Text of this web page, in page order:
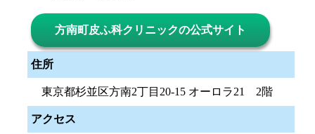
方南町皮ふ科クリニックの公式サイト
住所
東京都杉並区方南2丁目20-15 オーロラ21 2階
アクセス